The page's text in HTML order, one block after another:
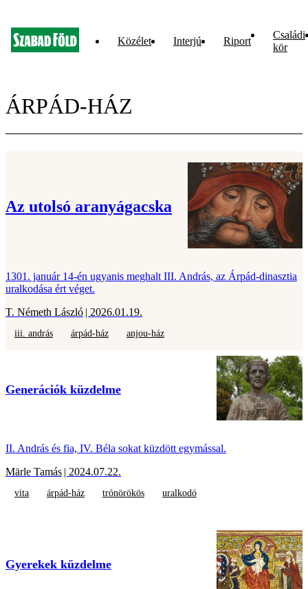
Közélet Interjú Riport
Családi
kör
ÁRPÁD-HÁZ
Az utolsó aranyágacska
1301. január 14-én ugyanis meghalt III. András, az Árpád-dinasztia
uralkodása ért véget.
T. Németh László | 2026.01.19.
iii. andrás árpád-ház anjou-ház
Generációk küzdelme
II. András és fia, IV. Béla sokat küzdött egymással.
Märle Tamás | 2024.07.22.
vita árpád-ház trónörökös uralkodó
Gyerekek küzdelme